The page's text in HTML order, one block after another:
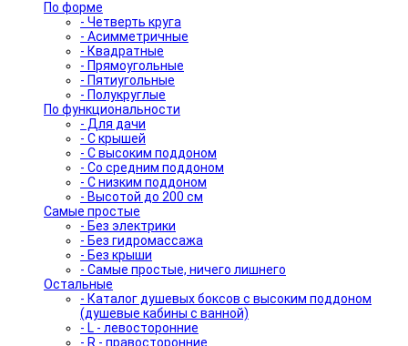
По форме
- Четверть круга
- Асимметричные
- Квадратные
- Прямоугольные
- Пятиугольные
- Полукруглые
По функциональности
- Для дачи
- С крышей
- С высоким поддоном
- Со средним поддоном
- С низким поддоном
- Высотой до 200 см
Самые простые
- Без электрики
- Без гидромассажа
- Без крыши
- Самые простые, ничего лишнего
Остальные
- Каталог душевых боксов с высоким поддоном
(душевые кабины с ванной)
- L - левосторонние
- R - правосторонние